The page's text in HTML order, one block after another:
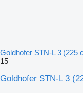
Goldhofer STN-L 3 (225
15
Goldhofer STN-L 3